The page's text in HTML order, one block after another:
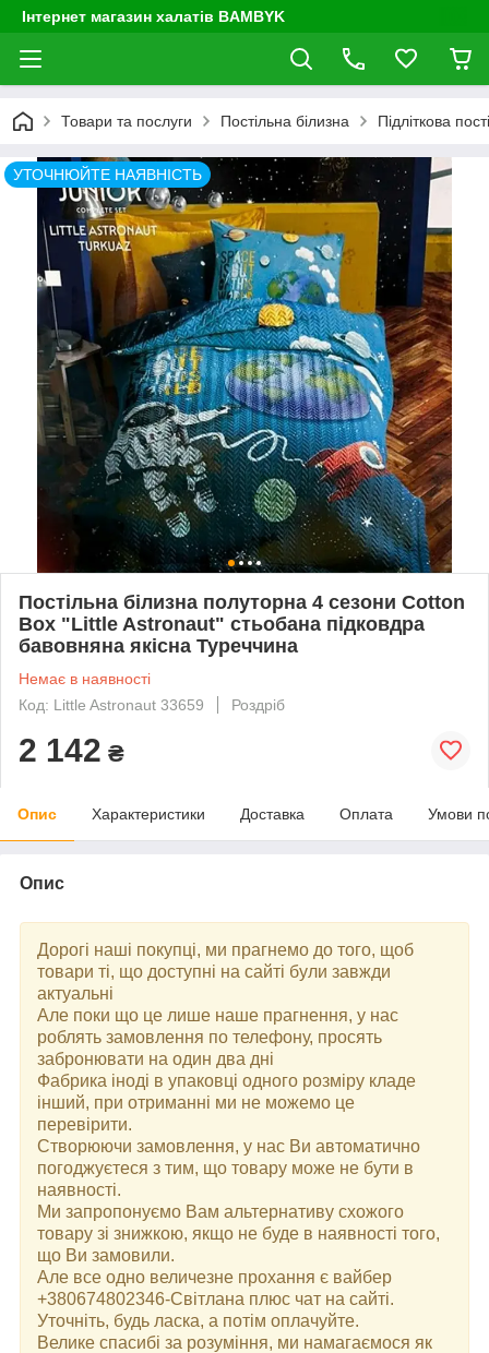
Інтернет магазин халатів BAMBYK
Товари та послуги Постільна білизна Підліткова
УТОЧНЮЙТЕ НАЯВНІСТЬ
Постільна білизна полуторна 4 сезони Cotton
Box "Little Astronaut" стьобана підковдра
бавовняна якісна Туреччина
Немає в наявності
Код: Little Astronaut 33659
Роздріб
2 142 ₴
Опис Характеристики Доставка Оплата Умови
Опис
Дорогі наші покупці, ми прагнемо до того, щоб
товари ті, що доступні на сайті були завжди
актуальні
Але поки що це лише наше прагнення, у нас
роблять замовлення по телефону, просять
забронювати на один два дні
Фабрика іноді в упаковці одного розміру кладе
інший, при отриманні ми не можемо це
перевірити.
Створюючи замовлення, у нас Ви автоматично
погоджуєтеся з тим, що товару може не бути в
наявності.
Ми запропонуємо Вам альтернативу схожого
товару зі знижкою, якщо не буде в наявності того,
що Ви замовили.
Але все одно величезне прохання є вайбер
+380674802346-Світлана плюс чат на сайті.
Уточніть, будь ласка, а потім оплачуйте.
Велике спасибі за розуміння, ми намагаємося як